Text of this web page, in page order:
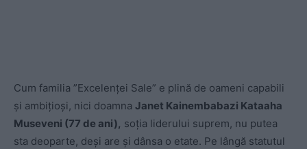
Cum familia ”Excelenței Sale” e plină de oameni capabili
și ambițioși, nici doamna Janet Kainembabazi Kataaha
Museveni (77 de ani), soția liderului suprem, nu putea
sta deoparte, deși are și dânsa o etate. Pe lângă statutul